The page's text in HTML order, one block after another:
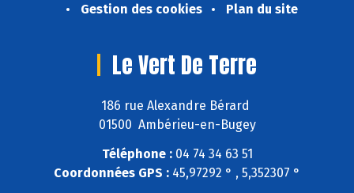
Gestion des cookies
Plan du site
Le Vert De Terre
186 rue Alexandre Bérard
01500 Ambérieu-en-Bugey
Téléphone :04 74 34 63 51
Coordonnées GPS : 45,97292 ° , 5,352307 °